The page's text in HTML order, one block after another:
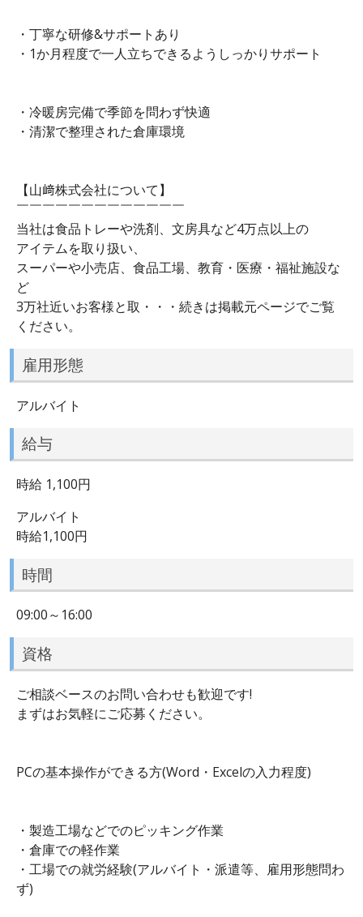
・丁寧な研修&サポートあり
・1か月程度で一人立ちできるようしっかりサポート
・冷暖房完備で季節を問わず快適
・清潔で整理された倉庫環境
【山﨑株式会社について】
￣￣￣￣￣￣￣￣￣￣￣￣￣
当社は食品トレーや洗剤、文房具など4万点以上の
アイテムを取り扱い、
スーパーや小売店、食品工場、教育・医療・福祉施設な
ど
3万社近いお客様と取・・・続きは掲載元ページでご覧
ください。
雇用形態
アルバイト
給与
時給 1,100円
アルバイト
時給1,100円
時間
09:00～16:00
資格
ご相談ベースのお問い合わせも歓迎です!
まずはお気軽にご応募ください。
PCの基本操作ができる方(Word・Excelの入力程度)
・製造工場などでのピッキング作業
・倉庫での軽作業
・工場での就労経験(アルバイト・派遣等、雇用形態問わ
ず)